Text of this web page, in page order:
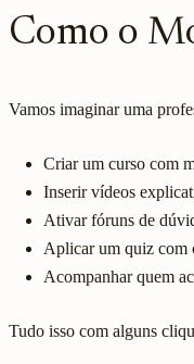
Como o
Vamos imaginar uma
Criar um curso com
Inserir vídeos
Ativar fóruns de
Aplicar um quiz com
Acompanhar quem
Tudo isso com alguns